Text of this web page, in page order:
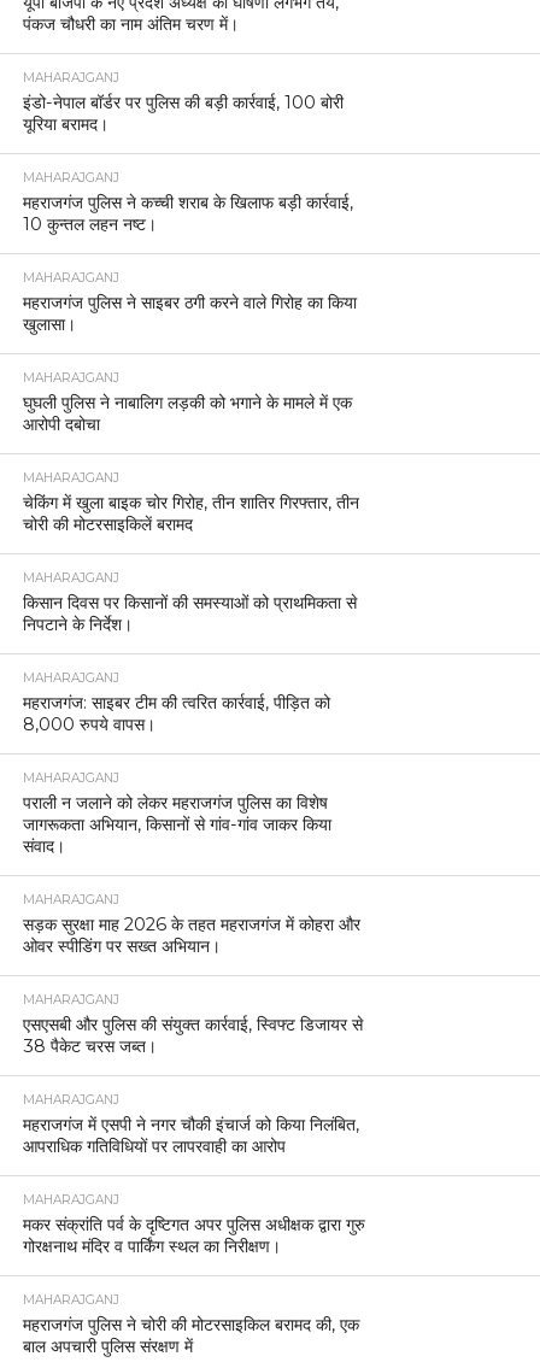
पंकज चौधरी का नाम अंतिम चरण में।
MAHARAJGANJ
इंडो-नेपाल बॉर्डर पर पुलिस की बड़ी कार्रवाई, 100 बोरी
यूरिया बरामद।
MAHARAJGANJ
महराजगंज पुलिस ने कच्ची शराब के खिलाफ बड़ी कार्रवाई,
10 कुन्तल लहन नष्ट।
MAHARAJGANJ
महराजगंज पुलिस ने साइबर ठगी करने वाले गिरोह का किया
खुलासा।
MAHARAJGANJ
घुघली पुलिस ने नाबालिग लड़की को भगाने के मामले में एक
आरोपी दबोचा
MAHARAJGANJ
चेकिंग में खुला बाइक चोर गिरोह, तीन शातिर गिरफ्तार, तीन
चोरी की मोटरसाइकिलें बरामद
MAHARAJGANJ
किसान दिवस पर किसानों की समस्याओं को प्राथमिकता से
निपटाने के निर्देश।
MAHARAJGANJ
महराजगंज: साइबर टीम की त्वरित कार्रवाई, पीड़ित को
8,000 रुपये वापस।
MAHARAJGANJ
पराली न जलाने को लेकर महराजगंज पुलिस का विशेष
जागरूकता अभियान, किसानों से गांव-गांव जाकर किया
संवाद।
MAHARAJGANJ
सड़क सुरक्षा माह 2026 के तहत महराजगंज में कोहरा और
ओवर स्पीडिंग पर सख्त अभियान।
MAHARAJGANJ
एसएसबी और पुलिस की संयुक्त कार्रवाई, स्विफ्ट डिजायर से
38 पैकेट चरस जब्त।
MAHARAJGANJ
महराजगंज में एसपी ने नगर चौकी इंचार्ज को किया निलंबित,
आपराधिक गतिविधियों पर लापरवाही का आरोप
MAHARAJGANJ
मकर संक्रांति पर्व के दृष्टिगत अपर पुलिस अधीक्षक द्वारा गुरु
गोरक्षनाथ मंदिर व पार्किंग स्थल का निरीक्षण।
MAHARAJGANJ
महराजगंज पुलिस ने चोरी की मोटरसाइकिल बरामद की, एक
बाल अपचारी पुलिस संरक्षण में